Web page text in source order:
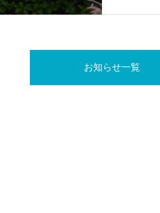
お知らせ一覧